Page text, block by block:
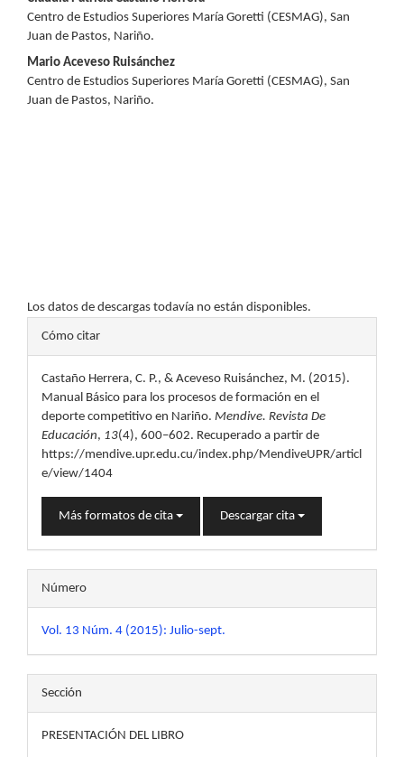
principal
del
artículo
Centro de Estudios Superiores María Goretti (CESMAG), San
Juan de Pastos, Nariño.
Mario Aceveso Ruisánchez
Centro de Estudios Superiores María Goretti (CESMAG), San
Juan de Pastos, Nariño.
Los datos de descargas todavía no están disponibles.
Detalles
del
artículo
Cómo citar
Castaño Herrera, C. P., & Aceveso Ruisánchez, M. (2015).
Manual Básico para los procesos de formación en el
deporte competitivo en Nariño. Mendive. Revista De
Educación, 13(4), 600–602. Recuperado a partir de
https://mendive.upr.edu.cu/index.php/MendiveUPR/articl
e/view/1404
Más formatos de cita Descargar cita
Número
Vol. 13 Núm. 4 (2015): Julio-sept.
Sección
PRESENTACIÓN DEL LIBRO